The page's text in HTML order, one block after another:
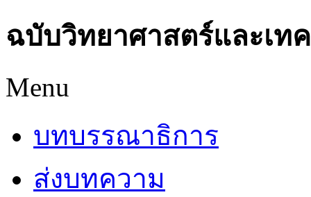
ฉบับวิทยาศาสตร์และเท
Menu
บทบรรณาธิการ
ส่งบทความ